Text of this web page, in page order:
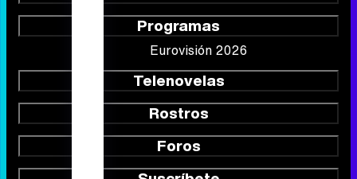
Listas
TV Movies
Audiencias
Programación
Vídeos
Fotos